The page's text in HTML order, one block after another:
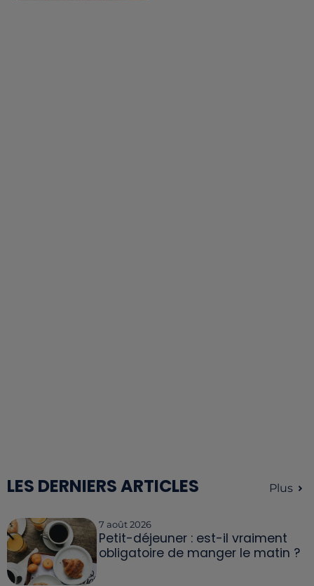
LES DERNIERS ARTICLES Plus
7 août 2026
Petit-déjeuner : est-il vraiment
obligatoire de manger le matin ?